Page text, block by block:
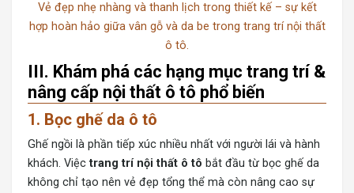
Vẻ đẹp nhẹ nhàng và thanh lịch trong thiết kế – sự kết
hợp hoàn hảo giữa vân gỗ và da be trong trang trí nội thất
ô tô.
III. Khám phá các hạng mục trang trí &
nâng cấp nội thất ô tô phổ biến
1. Bọc ghế da ô tô
Ghế ngồi là phần tiếp xúc nhiều nhất với người lái và hành
khách. Việctrang trí nội thất ô tô bắt đầu từ bọc ghế da
không chỉ tạo nên vẻ đẹp tổng thể mà còn nâng cao sự